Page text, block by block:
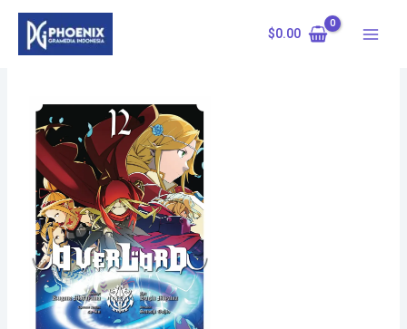
Skip
content
$0.00